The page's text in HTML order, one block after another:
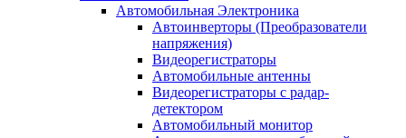
Автомобильная Электроника
Автоинверторы (Преобразователи
напряжения)
Видеорегистраторы
Автомобильные антенны
Видеорегистраторы с радар-
детектором
Автомобильный монитор